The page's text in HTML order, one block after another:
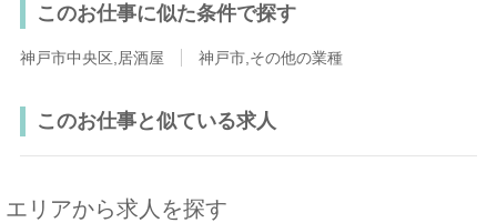
このお仕事に似た条件で探す
神戸市中央区,居酒屋 神戸市,その他の業種
このお仕事と似ている求人
エリアから求人を探す